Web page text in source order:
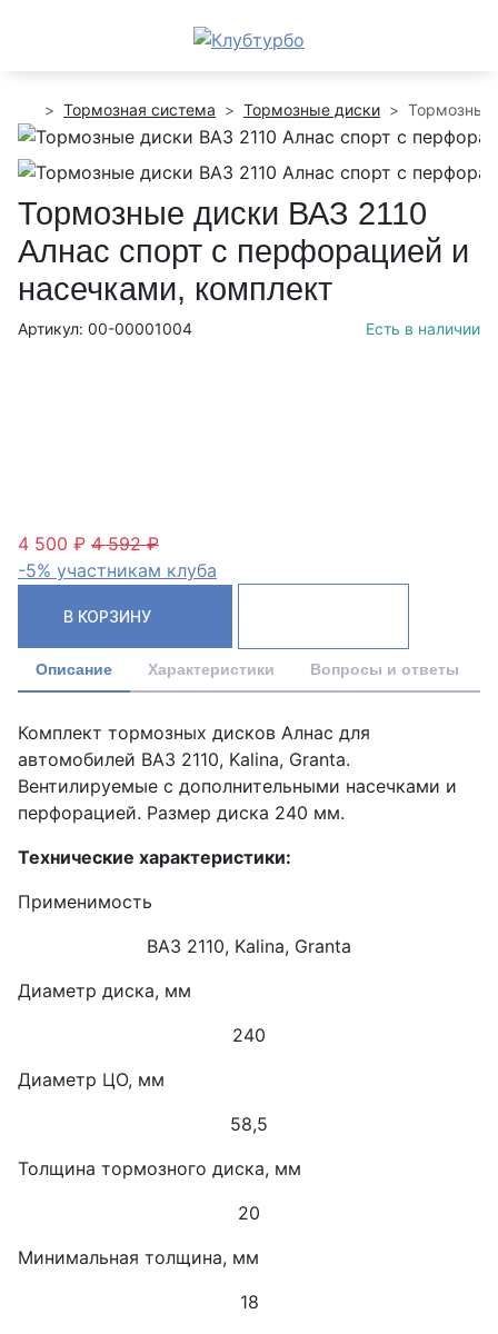
Тормозная система Тормозные диски Тормозные
Тормозные диски ВАЗ 2110
Алнас спорт с перфорацией и
насечками, комплект
Артикул: 00-00001004 Есть в наличии
4 500 ₽ 4 592 ₽
-5% участникам клуба
В КОРЗИНУ
Описание Характеристики Вопросы и ответы
Комплект тормозных дисков Алнас для
автомобилей ВАЗ 2110, Kalina, Granta.
Вентилируемые с дополнительными насечками и
перфорацией. Размер диска 240 мм.
Технические характеристики:
Применимость
ВАЗ 2110, Kalina, Granta
Диаметр диска, мм
240
Диаметр ЦО, мм
58,5
Толщина тормозного диска, мм
20
Минимальная толщина, мм
18